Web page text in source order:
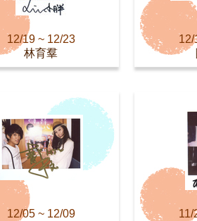
12/19 ~ 12/23
林育羣
12/
12/05 ~ 12/09
11/